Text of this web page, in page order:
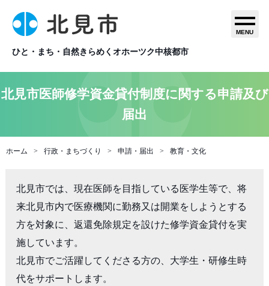
ひと・まち・自然きらめくオホーツク中核都市
MENU
北見市医師修学資金貸付制度に関する申請及び
届出
ホーム 行政・まちづくり 申請・届出 教育・文化
北見市では、現在医師を目指している医学生等で、将
来北見市内で医療機関に勤務又は開業をしようとする
方を対象に、返還免除規定を設けた修学資金貸付を実
施しています。
北見市でご活躍してくださる方の、大学生・研修生時
代をサポートします。